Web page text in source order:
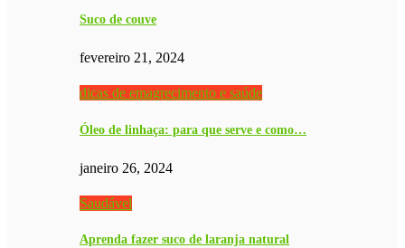
Suco de couve
fevereiro 21, 2024
dicas de emagrecimento e saúde
Óleo de linhaça: para que serve e como…
janeiro 26, 2024
Saudável
Aprenda fazer suco de laranja natural